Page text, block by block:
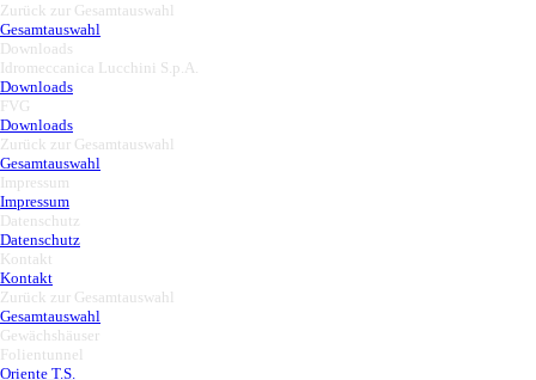
Zurück zur Gesamtauswahl
Gesamtauswahl
Downloads
Idromeccanica Lucchini S.p.A.
Downloads
FVG
Downloads
Zurück zur Gesamtauswahl
Gesamtauswahl
Impressum
Impressum
Datenschutz
Datenschutz
Kontakt
Kontakt
Zurück zur Gesamtauswahl
Gesamtauswahl
Gewächshäuser
Folientunnel
Oriente T.S.